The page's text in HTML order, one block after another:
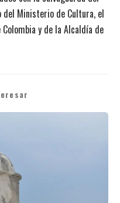
Ministerio de Cultura, el
y de la Alcaldía de